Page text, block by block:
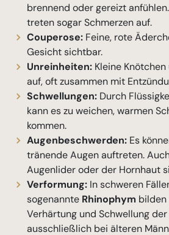
brennend oder gereizt
treten sogar Schmerzen auf.
Couperose: Feine, rote
Gesicht sichtbar.
Unreinheiten: Kleine
auf, oft zusammen mit
Schwellungen: Durch
kann es zu weichen, warmen
kommen.
Augenbeschwerden: Es
tränende Augen auftreten.
Augenlider oder der Hornhaut
Verformung: In schweren
sogenannte Rhinophym bilden
Verhärtung und Schwellung
ausschließlich bei älteren